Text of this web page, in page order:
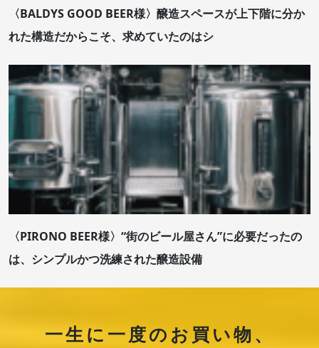
〈BALDYS GOOD BEER様〉醸造スペースが上下階に分か
れた構造だからこそ、求めていたのはシ
〈PIRONO BEER様〉“街のビール屋さん”に必要だったの
は、シンプルかつ洗練された醸造設備
一生に一度のお買い物、